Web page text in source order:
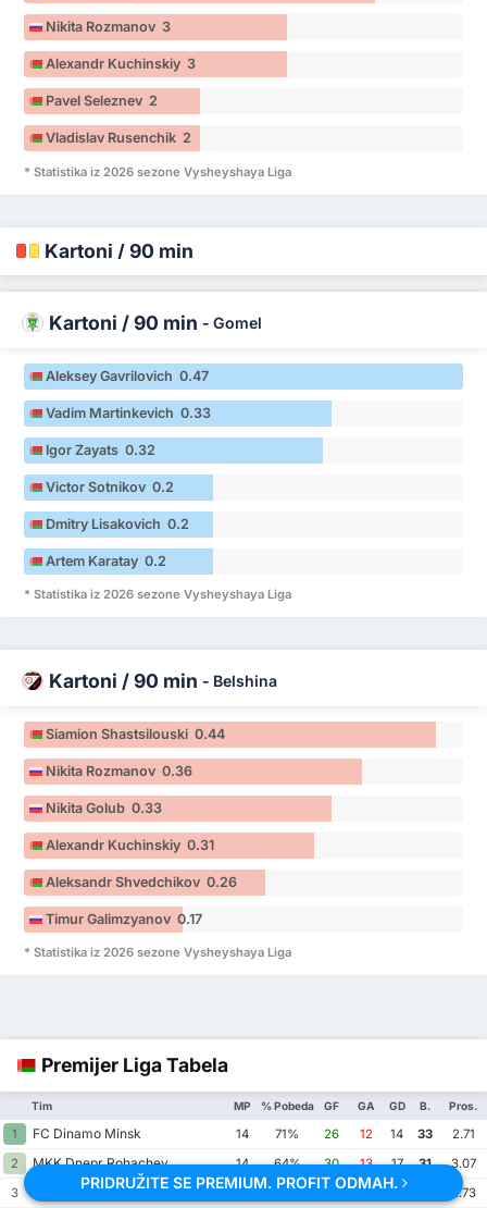
Nikita Rozmanov 3
Alexandr Kuchinskiy 3
Pavel Seleznev 2
Vladislav Rusenchik 2
* Statistika iz 2026 sezone Vysheyshaya Liga
Kartoni / 90 min
Kartoni / 90 min - Gomel
Aleksey Gavrilovich 0.47
Vadim Martinkevich 0.33
Igor Zayats 0.32
Victor Sotnikov 0.2
Dmitry Lisakovich 0.2
Artem Karatay 0.2
* Statistika iz 2026 sezone Vysheyshaya Liga
Kartoni / 90 min - Belshina
Siamion Shastsilouski 0.44
Nikita Rozmanov 0.36
Nikita Golub 0.33
Alexandr Kuchinskiy 0.31
Aleksandr Shvedchikov 0.26
Timur Galimzyanov 0.17
* Statistika iz 2026 sezone Vysheyshaya Liga
Premijer Liga Tabela
Tim MP % Pobeda GF GA GD B. Pros.
1 FC Dinamo Minsk 14 71% 26 12 14 33
2.71
2
MKK Dnepr Rohachev 14 64% 30 13 17 31
3.07
3
FK Isloch Minsk 15 60% 28 13 15 2.73
PRIDRUŽITE SE PREMIUM. PROFIT ODMAH.